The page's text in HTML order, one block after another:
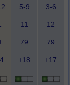
5-9
3-6
11 12
79 79
+18 +17